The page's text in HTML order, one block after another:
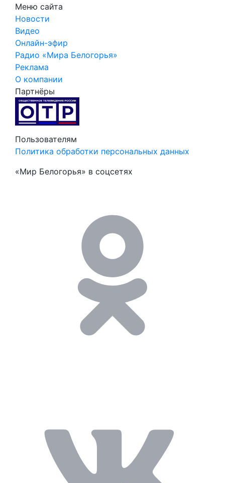
Меню сайта
Новости
Видео
Онлайн-эфир
Радио «Мира Белогорья»
Реклама
О компании
Партнёры
Пользователям
Политика обработки персональных данных
«Мир Белогорья» в соцсетях